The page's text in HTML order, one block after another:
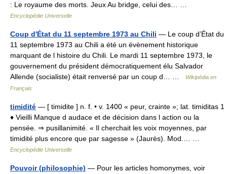
: Le royaume des morts. Jeux Au bridge, celui des… …
Encyclopédie Universelle
Coup d'État du 11 septembre 1973 au Chili — Le coup d’État du
11 septembre 1973 au Chili a été un évènement historique
marquant de l histoire du Chili. Le mardi 11 septembre 1973, le
gouvernement du président démocratiquement élu Salvador
Allende (socialiste) était renversé par un coup d… …
Wikipédia en
Français
timidité — [ timidite ] n. f. • v. 1400 « peur, crainte »; lat. timiditas 1
♦ Vieilli Manque d audace et de décision dans l action ou la
pensée. ⇒ pusillanimité. « Il cherchait les voix moyennes, par
timidité plus encore que par sagesse » (Jaurès). Mod.… …
Encyclopédie Universelle
Pouvoir (philosophie) — Pour les articles homonymes, voir